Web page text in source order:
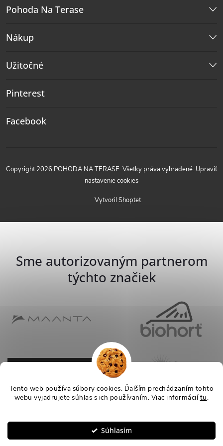
Tento web používa súbory cookies. Ďalším prechádzaním tohto
webu vyjadrujete súhlas s ich používaním. Viac informáciítu.
Súhlasím
Pohoda Na Terase
Nákup
Užitočné
Pinterest
Facebook
Vytvoril Shoptet
Copyright 2026 POHODA NA TERASE. Všetky práva vyhradené. Upraviť
nastavenie cookies
Sme autorizovaným partnerom
týchto značiek